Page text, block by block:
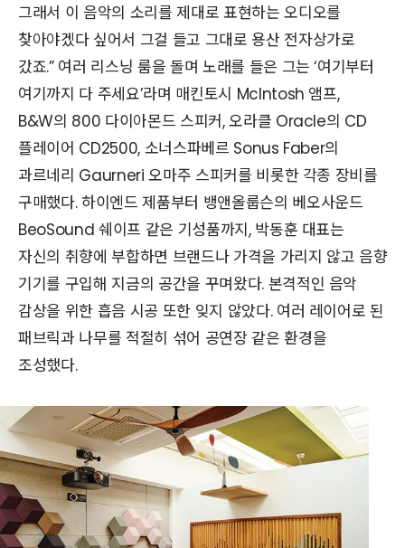
그래서 이 음악의 소리를 제대로 표현하는 오디오를
찾아야겠다 싶어서 그걸 들고 그대로 용산 전자상가로
갔죠.” 여러 리스닝 룸을 돌며 노래를 들은 그는 ‘여기부터
여기까지 다 주세요’라며 매킨토시 McIntosh 앰프,
B&W의 800 다이아몬드 스피커, 오라클 Oracle의 CD
플레이어 CD2500, 소너스파베르 Sonus Faber의
과르네리 Gaurneri 오마주 스피커를 비롯한 각종 장비를
구매했다. 하이엔드 제품부터 뱅앤올룹슨의 베오사운드
BeoSound 쉐이프 같은 기성품까지, 박동훈 대표는
자신의 취향에 부합하면 브랜드나 가격을 가리지 않고 음향
기기를 구입해 지금의 공간을 꾸며왔다. 본격적인 음악
감상을 위한 흡음 시공 또한 잊지 않았다. 여러 레이어로 된
패브릭과 나무를 적절히 섞어 공연장 같은 환경을
조성했다.